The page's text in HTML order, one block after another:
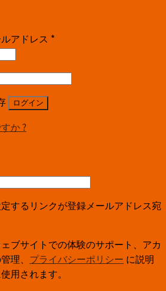
アドレス *
ログイン
か ?
するリンクが登録メールアドレス宛
ブサイトでの体験のサポート、アカ
理、 プライバシーポリシー に説明
用されます。